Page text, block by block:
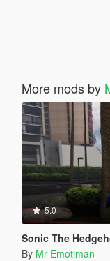
More mods by
5.0
Sonic The
By Mr Emotiman